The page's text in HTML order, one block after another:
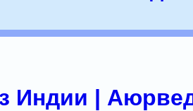
Индии |